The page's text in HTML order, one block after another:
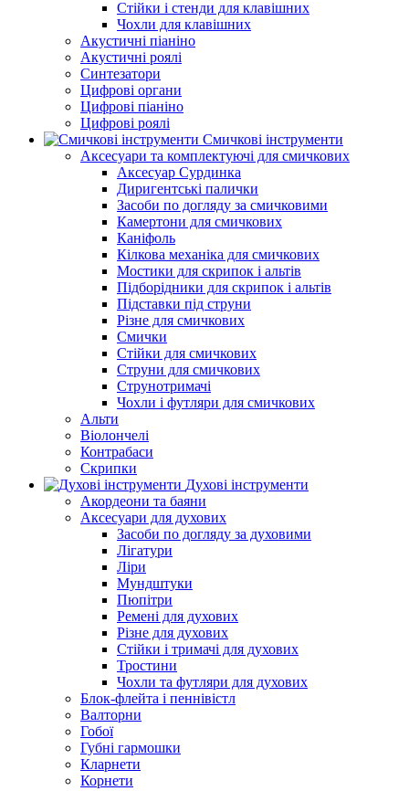
Стійки і стенди для клавішних
Чохли для клавішних
Акустичні піаніно
Акустичні роялі
Синтезатори
Цифрові органи
Цифрові піаніно
Цифрові роялі
Смичкові інструменти
Аксесуари та комплектуючі для смичкових
Аксесуар Сурдинка
Диригентські палички
Засоби по догляду за смичковими
Камертони для смичкових
Каніфоль
Кілкова механіка для смичкових
Мостики для скрипок і альтів
Підборiдники для скрипок і альтів
Підставки під струни
Різне для смичкових
Смички
Стійки для смичкових
Струни для смичкових
Струнотримачі
Чохли і футляри для смичкових
Альти
Віолончелі
Контрабаси
Скрипки
Духові інструменти
Акордеони та баяни
Аксесуари для духових
Засоби по догляду за духовими
Лігатури
Ліри
Мундштуки
Пюпітри
Ремені для духових
Різне для духових
Стійки і тримачі для духових
Тростини
Чохли та футляри для духових
Блок-флейта і пеннівістл
Валторни
Гобої
Губні гармошки
Кларнети
Корнети